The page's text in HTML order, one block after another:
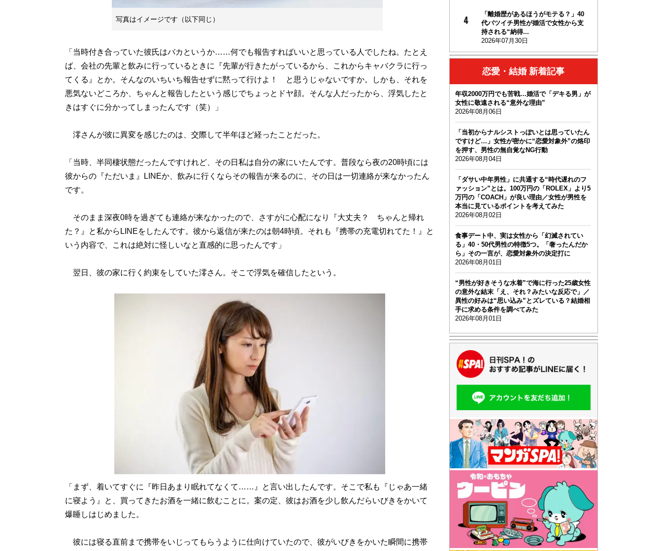
写真はイメージです（以下同じ）
「当時付き合っていた彼氏はバカというか……何でも報告すればいいと思っている人でしたね。たとえ
ば、会社の先輩と飲みに行っているときに『先輩が行きたがっているから、これからキャバクラに行っ
てくる』とか。そんなのいちいち報告せずに黙って行けよ！ と思うじゃないですか。しかも、それを
悪気ないどころか、ちゃんと報告したという感じでちょっとドヤ顔。そんな人だったから、浮気したと
きはすぐに分かってしまったんです（笑）」
澪さんが彼に異変を感じたのは、交際して半年ほど経ったことだった。
「当時、半同棲状態だったんですけれど、その日私は自分の家にいたんです。普段なら夜の20時頃には
彼からの『ただいま』LINEか、飲みに行くならその報告が来るのに、その日は一切連絡が来なかったん
です。
そのまま深夜0時を過ぎても連絡が来なかったので、さすがに心配になり『大丈夫？ ちゃんと帰れ
た？』と私からLINEをしたんです。彼から返信が来たのは朝4時頃。それも『携帯の充電切れてた！』と
いう内容で、これは絶対に怪しいなと直感的に思ったんです」
翌日、彼の家に行く約束をしていた澪さん。そこで浮気を確信したという。
「まず、着いてすぐに『昨日あまり眠れてなくて……』と言い出したんです。そこで私も『じゃあ一緒
に寝よう』と、買ってきたお酒を一緒に飲むことに。案の定、彼はお酒を少し飲んだらいびきをかいて
爆睡しはじめました。
彼には寝る直前まで携帯をいじってもらうように仕向けていたので、彼がいびきをかいた瞬間に携帯
「離婚歴があるほうがモテる？」40
代バツイチ男性が婚活で女性から支
持される“納得...
2026年07月30日
恋愛・結婚 新着記事
年収2000万円でも苦戦…婚活で「デキる男」が
女性に敬遠される“意外な理由”
2026年08月06日
「当初からナルシストっぽいとは思っていたん
ですけど…」女性が密かに“恋愛対象外”の烙印
を押す、男性の無自覚なNG行動
2026年08月04日
「ダサい中年男性」に共通する“時代遅れのフ
ァッション”とは。100万円の「ROLEX」より5
万円の「COACH」が良い理由／女性が男性を
本当に見ているポイントを考えてみた
2026年08月02日
食事デート中、実は女性から「幻滅されてい
る」40・50代男性の特徴5つ。「奢ったんだか
ら」その一言が、恋愛対象外の決定打に
2026年08月01日
“男性が好きそうな水着”で海に行った25歳女性
の意外な結末「え、それ？みたいな反応で」／
異性の好みは“思い込み”とズレている？結婚相
手に求める条件を調べてみた
2026年08月01日